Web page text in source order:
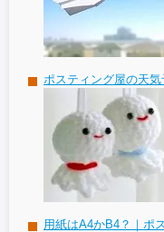
ポスティング屋の天
用紙はA4かB4？｜ポ